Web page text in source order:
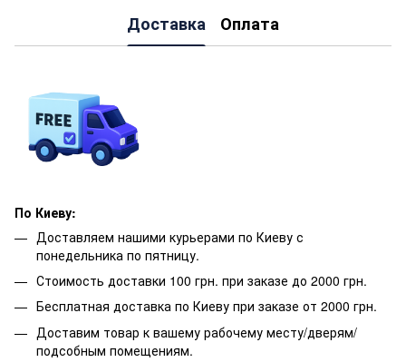
Доставка Оплата
По Киеву:
Доставляем нашими курьерами по Киеву с
понедельника по пятницу.
Стоимость доставки 100 грн. при заказе до 2000 грн.
Бесплатная доставка по Киеву при заказе от 2000 грн.
Доставим товар к вашему рабочему месту/дверям/
подсобным помещениям.